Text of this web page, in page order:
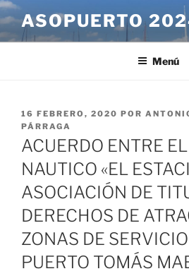
Saltar
al
contenido
ASOPUERTO
Menú
PUBLICADO
EL
16 FEBRERO, 2020 POR
PÁRRAGA
ACUERDO ENTRE
NAUTICO «EL
ASOCIACIÓN DE
DERECHOS DE
ZONAS DE
PUERTO TOMÁS